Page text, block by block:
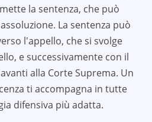
la sentenza, che può
La sentenza può
l'appello, che si svolge
e successivamente con il
alla Corte Suprema. Un
ti accompagna in tutte
difensiva più adatta.